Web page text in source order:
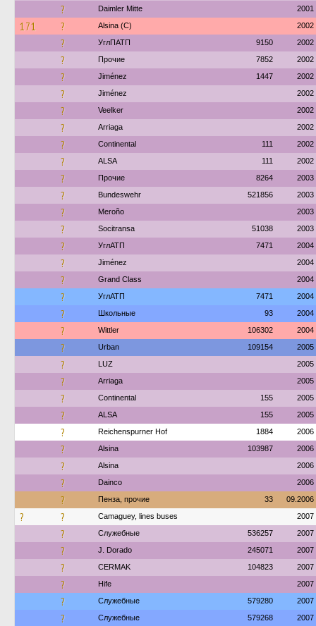
? Daimler Mitte 2001
171 ? Alsina (C) 2002
? УглПАТП 9150 2002
? Прочие 7852 2002
? Jiménez 1447 2002
? Jiménez 2002
? Veelker 2002
? Arriaga 2002
? Continental 111 2002
? ALSA 111 2002
? Прочие 8264 2003
? Bundeswehr 521856 2003
? Meroño 2003
? Socitransa 51038 2003
? УглАТП 7471 2004
? Jiménez 2004
? Grand Class 2004
? УглАТП 7471 2004
? Школьные 93 2004
? Wittler 106302 2004
? Urban 109154 2005
? LUZ 2005
? Arriaga 2005
? Continental 155 2005
? ALSA 155 2005
? Reichenspurner Hof 1884 2006
? Alsina 103987 2006
? Alsina 2006
? Dainco 2006
? Пенза, прочие 33 09.2006
? ? Camaguey, lines buses 2007
? Служебные 536257 2007
? J. Dorado 245071 2007
? CERMAK 104823 2007
? Hife 2007
? Служебные 579280 2007
? Служебные 579268 2007